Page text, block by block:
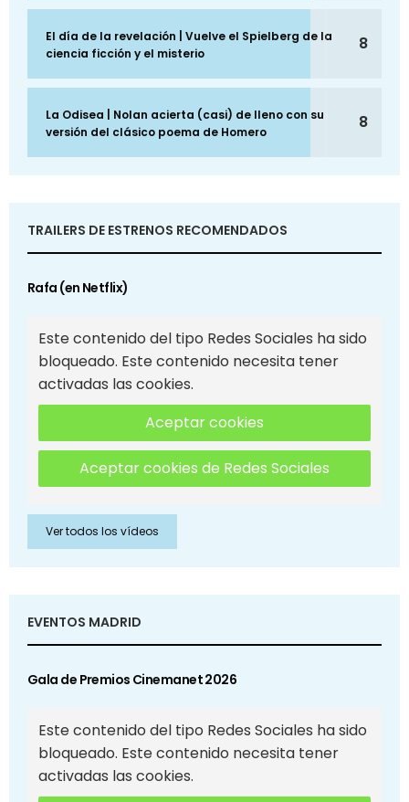
El día de la revelación | Vuelve el Spielberg de la
ciencia ficción y el misterio
8
La Odisea | Nolan acierta (casi) de lleno con su
versión del clásico poema de Homero
8
TRAILERS DE ESTRENOS RECOMENDADOS
Rafa (en Netflix)
Este contenido del tipo Redes Sociales ha sido
bloqueado. Este contenido necesita tener
activadas las cookies.
Aceptar cookies
Aceptar cookies de Redes Sociales
Ver todos los vídeos
EVENTOS MADRID
Gala de Premios Cinemanet 2026
Este contenido del tipo Redes Sociales ha sido
bloqueado. Este contenido necesita tener
activadas las cookies.